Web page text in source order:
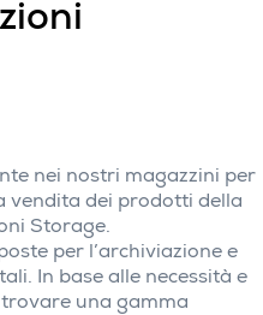
nei nostri magazzini per
vendita dei prodotti della
Storage.
per l’archiviazione e
In base alle necessità e
una gamma